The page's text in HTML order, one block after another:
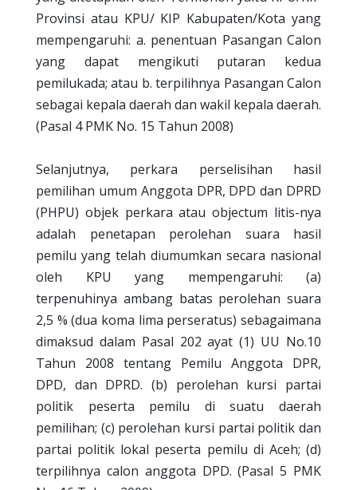
Provinsi atau KPU/ KIP Kabupaten/Kota yang
mempengaruhi: a. penentuan Pasangan Calon
yang dapat mengikuti putaran kedua
pemilukada; atau b. terpilihnya Pasangan Calon
sebagai kepala daerah dan wakil kepala daerah.
(Pasal 4 PMK No. 15 Tahun 2008)
Selanjutnya, perkara perselisihan hasil
pemilihan umum Anggota DPR, DPD dan DPRD
(PHPU) objek perkara atau objectum litis-nya
adalah penetapan perolehan suara hasil
pemilu yang telah diumumkan secara nasional
oleh KPU yang mempengaruhi: (a)
terpenuhinya ambang batas perolehan suara
2,5 % (dua koma lima perseratus) sebagaimana
dimaksud dalam Pasal 202 ayat (1) UU No.10
Tahun 2008 tentang Pemilu Anggota DPR,
DPD, dan DPRD. (b) perolehan kursi partai
politik peserta pemilu di suatu daerah
pemilihan; (c) perolehan kursi partai politik dan
partai politik lokal peserta pemilu di Aceh; (d)
terpilihnya calon anggota DPD. (Pasal 5 PMK